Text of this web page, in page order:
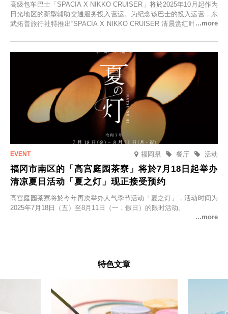
高级包车巴士「SPACIA X NIKKO CRUISER」将於2025年10月起作为
日光地区的新型辅助交通服务投入营运。为纪念该巴士的投入运营，东
武拓普旅行社特推出“SPACIA X NIKKO CRUISER 清晨赏红叶之旅”，
福岡県 活动
餐厅
福冈市南区的「高宫庭园茶寮」将於7月18日起举办
清凉夏日活动「夏之灯」现正接受预约
高宫庭园茶寮将於今年再次举办人气季节活动「夏之灯」，活动时间为
2025年7月18日（五）至8月11日（一，假日）的限时活动。
特色文章